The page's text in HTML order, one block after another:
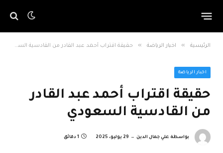
الرئيسية » اخبار الرياضة » حقيقة اقتراب أحمد عبد القادر من القادسية السعودي
اخبار الرياضة
حقيقة اقتراب أحمد عبد القادر
من القادسية السعودي
بواسطة علي جمال الدين 29 يوليو، 2025 1 دقائق